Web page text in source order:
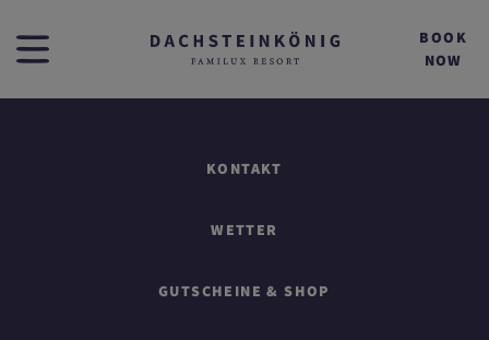
BOOK
NOW
KONTAKT
WETTER
GUTSCHEINE & SHOP